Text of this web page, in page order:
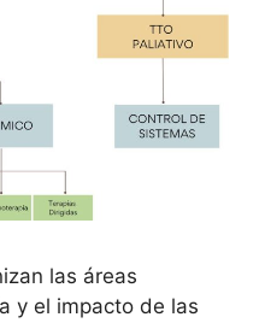
las áreas
y el impacto de las